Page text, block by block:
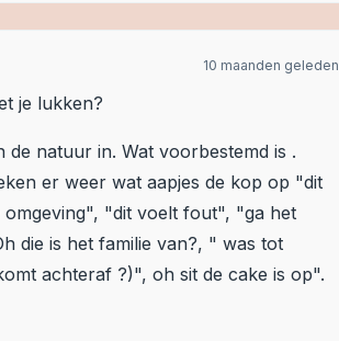
10 maanden geleden
je lukken?
natuur in. Wat voorbestemd is .
er weer wat aapjes de kop op "dit
"dit voelt fout", "ga het
die is het familie van?, " was tot
achteraf ?)", oh sit de cake is op".